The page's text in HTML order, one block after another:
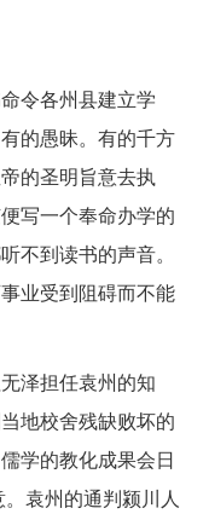
令各州县建立学
的愚昧。有的千方
的圣明旨意去执
写一个奉命办学的
不到读书的声音。
业受到阻碍而不能
泽担任袁州的知
地校舍残缺败坏的
学的教化成果会日
袁州的通判颍川人